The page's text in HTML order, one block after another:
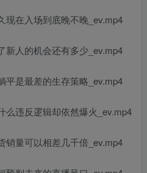
现在入场到底晚不晚_ev.mp4
新人的机会还有多少_ev.mp4
平是最差的生存策略_ev.mp4
么违反逻辑却依然爆火_ev.mp4
销量可以相差几千倍_ev.mp4